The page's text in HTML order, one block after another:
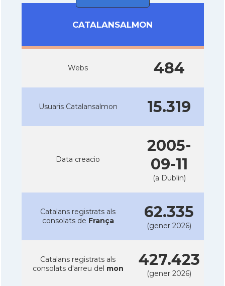
CATALANSALMON
Webs 484
Usuaris Catalansalmon 15.319
Data creacio
2005-
09-11
(a Dublin)
Catalans registrats als
consolats de França 62.335
(gener 2026)
Catalans registrats als
consolats d'arreu del mon 427.423
(gener 2026)